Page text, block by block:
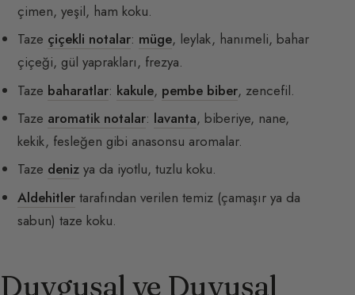
çimen, yeşil, ham koku.
Taze çiçekli notalar: müge, leylak, hanımeli, bahar
çiçeği, gül yaprakları, frezya.
Taze baharatlar: kakule, pembe biber, zencefil.
Taze aromatik notalar: lavanta, biberiye, nane,
kekik, fesleğen gibi anasonsu aromalar.
Taze deniz ya da iyotlu, tuzlu koku.
Aldehitler tarafından verilen temiz (çamaşır ya da
sabun) taze koku.
Duygusal ve Duyusal